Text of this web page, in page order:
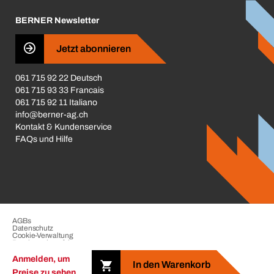
Anmelden, um
In den Warenkorb
Business Conduct
BERNER Newsletter
Jetzt abonnieren
061 715 92 22 Deutsch
061 715 93 33 Francais
061 715 92 11 Italiano
info@berner-ag.ch
Kontakt & Kundenservice
FAQs und Hilfe
AGBs
Datenschutz
Cookie-Verwaltung
Beschwerdeverfahren